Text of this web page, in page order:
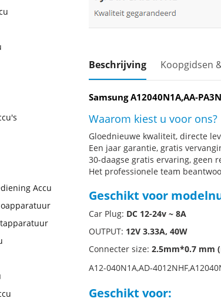
Accu
Beschrijving Koopgidsen
Samsung A12040N1A,AA-
Waarom kiest u voor ons?
Gloednieuwe kwaliteit, directe
Een jaar garantie, gratis
30-daagse gratis ervaring, geen
Het professionele team
Geschikt voor
Car Plug: DC 12-24v ~ 8A
OUTPUT: 12V 3.33A, 40W
Connecter size: 2.5mm*0.7 mm
A12-040N1A,AD-
Geschikt voor: